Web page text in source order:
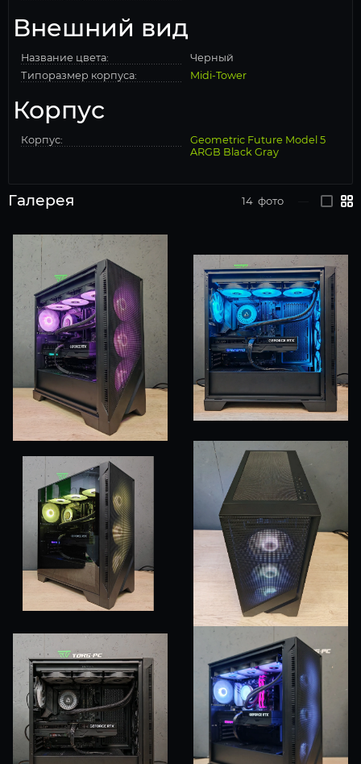
Внешний вид
Название цвета:
Черный
Типоразмер корпуса:
Midi-Tower
Корпус
Корпус:
Geometric Future Model 5
ARGB Black Gray
Галерея 14 фото